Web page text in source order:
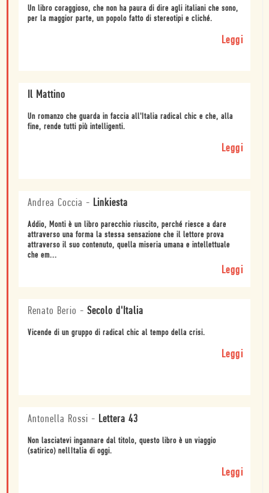
Un libro coraggioso, che non ha paura di dire agli italiani che sono,
per la maggior parte, un popolo fatto di stereotipi e cliché.
Leggi
Il Mattino
Un romanzo che guarda in faccia all'Italia radical chic e che, alla
fine, rende tutti più intelligenti.
Leggi
Andrea Coccia - Linkiesta
Addio, Monti è un libro parecchio riuscito, perché riesce a dare
attraverso una forma la stessa sensazione che il lettore prova
attraverso il suo contenuto, quella miseria umana e intellettuale
che em...
Leggi
Renato Berio - Secolo d'Italia
Vicende di un gruppo di radical chic al tempo della crisi.
Leggi
Antonella Rossi - Lettera 43
Non lasciatevi ingannare dal titolo, questo libro è un viaggio
(satirico) nellItalia di oggi.
Leggi